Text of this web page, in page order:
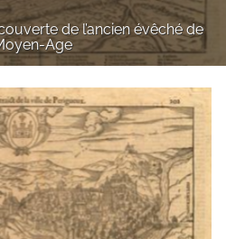
de puits
Hadès
de l’ancien évêché de
Age